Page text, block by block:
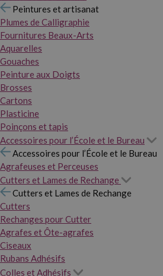
Peintures et artisanat
Plumes de Calligraphie
Fournitures Beaux-Arts
Aquarelles
Gouaches
Peinture aux Doigts
Brosses
Cartons
Plasticine
Poinçons et tapis
Accessoires pour l’École et le Bureau
Accessoires pour l’École et le Bureau
Agrafeuses et Perceuses
Cutters et Lames de Rechange
Cutters et Lames de Rechange
Cutters
Rechanges pour Cutter
Agrafes et Ôte-agrafes
Ciseaux
Rubans Adhésifs
Colles et Adhésifs